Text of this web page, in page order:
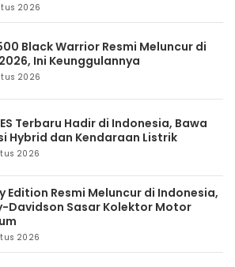
2026
Black Warrior Resmi Meluncur di
Ini Keunggulannya
2026
Terbaru Hadir di Indonesia, Bawa
Hybrid dan Kendaraan Listrik
2026
Edition Resmi Meluncur di Indonesia,
Davidson Sasar Kolektor Motor
2026